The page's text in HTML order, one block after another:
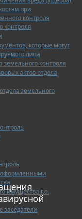
при
контроля
контроля
которые могут
лица
контроля
актов отдела
земельного
имущества г.о.
заседатели